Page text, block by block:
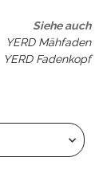
Siehe auch
YERD Mähfaden
YERD Fadenkopf